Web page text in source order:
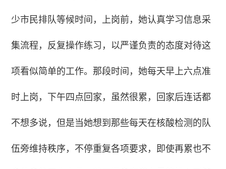
少市民排队等候时间，上岗前，她认真学习信息采
集流程，反复操作练习，以严谨负责的态度对待这
项看似简单的工作。那段时间，她每天早上六点准
时上岗，下午四点回家，虽然很累，回家后连话都
不想多说，但是当她想到那些每天在核酸检测的队
伍旁维持秩序，不停重复各项要求，即使再累也不